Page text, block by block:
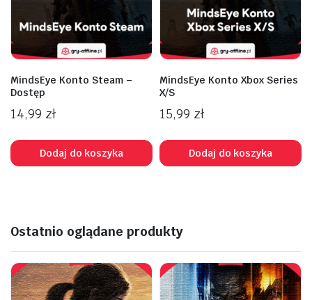
MindsEye Konto Steam –
Dostęp
14,99 zł
Dodaj do koszyka
MindsEye Konto Xbox Series
X/S
15,99 zł
Dodaj do koszyka
Ostatnio oglądane produkty